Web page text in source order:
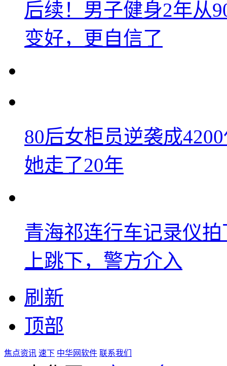
后续！男子健身2年从
变好，更自信了
80后女柜员逆袭成
她走了20年
青海祁连行车记录仪
上跳下，警方介入
刷新
顶部
焦点资讯 速下 中华网软件 联系我们